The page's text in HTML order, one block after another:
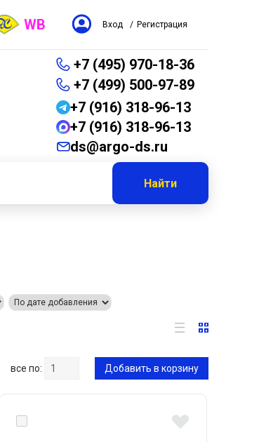
WB Вход / Регистрация
+7 (495) 970-18-36
+7 (499) 500-97-89
+7 (916) 318-96-13
+7 (916) 318-96-13
ds@argo-ds.ru
Найти
все по: Добавить в корзину